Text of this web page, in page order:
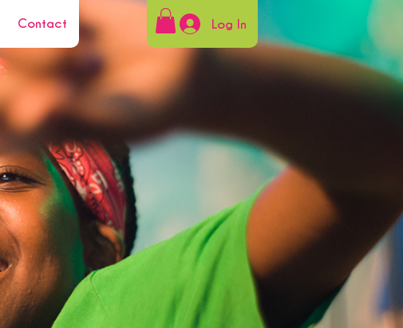
Contact Log In